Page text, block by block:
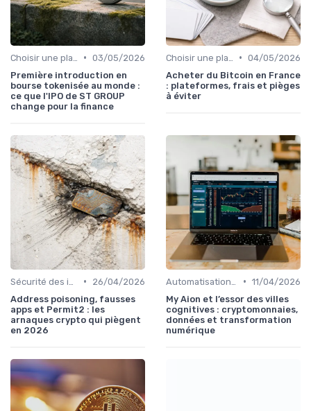
• 03/05/2026
Première introduction en
bourse tokenisée au monde :
ce que l'IPO de ST GROUP
change pour la finance
• 04/05/2026
Acheter du Bitcoin en France
: plateformes, frais et pièges
à éviter
•
26/04/2026
Address poisoning, fausses
apps et Permit2 : les
arnaques crypto qui piègent
en 2026
• 11/04/2026
My Aion et l’essor des villes
cognitives : cryptomonnaies,
données et transformation
numérique